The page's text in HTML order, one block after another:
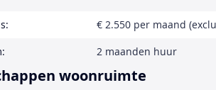
€ 2.550 per maand
2 maanden huur
woonruimte